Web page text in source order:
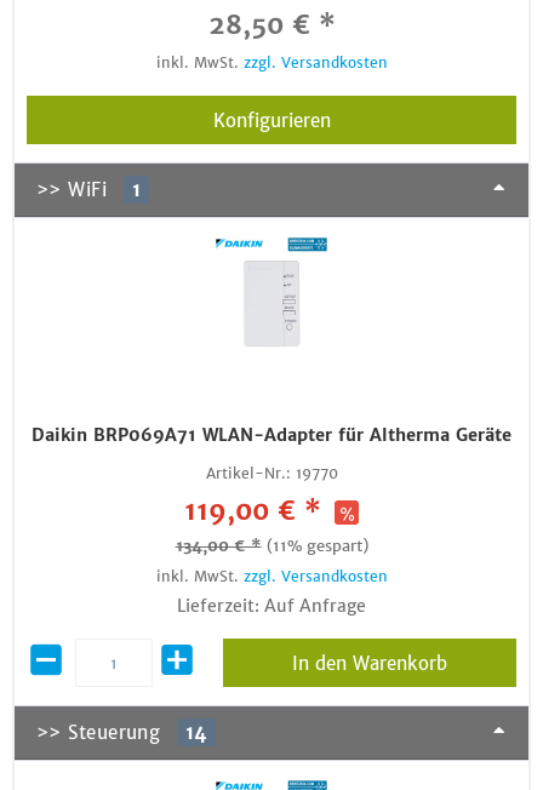
28,50 € *
inkl. MwSt. zzgl. Versandkosten
Konfigurieren
>> WiFi 1
Daikin BRP069A71 WLAN-Adapter für Altherma Geräte
Artikel-Nr.: 19770
119,00 € *
134,00 € * (11% gespart)
inkl. MwSt. zzgl. Versandkosten
Lieferzeit: Auf Anfrage
In den Warenkorb
>> Steuerung 14